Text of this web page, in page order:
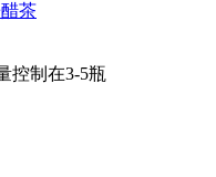
控制在3-5瓶